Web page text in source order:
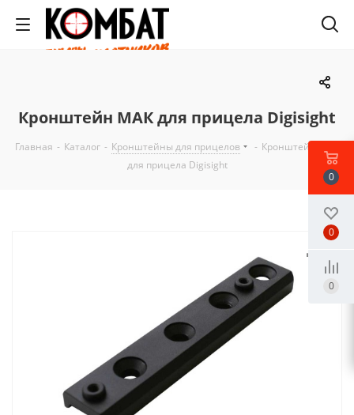
Кронштейн МАК для прицела Digisight
Главная - Каталог - Кронштейны для прицелов - Кронштейн МАК
для прицела Digisight
0
0
0